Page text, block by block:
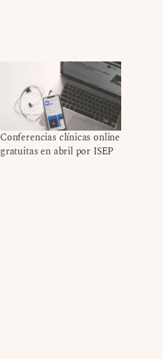
Conferencias clínicas online
gratuitas en abril por ISEP